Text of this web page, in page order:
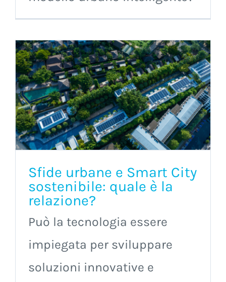
Sfide urbane e Smart City
sostenibile: quale è la
relazione?
Può la tecnologia essere
impiegata per sviluppare
soluzioni innovative e